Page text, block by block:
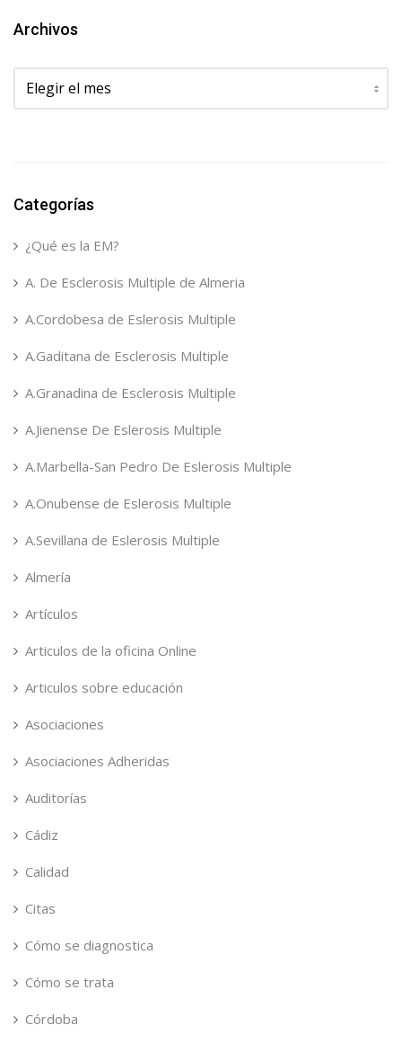
Archivos
Archivos
Categorías
¿Qué es la EM?
A. De Esclerosis Multiple de Almeria
A.Cordobesa de Eslerosis Multiple
A.Gaditana de Esclerosis Multiple
A.Granadina de Esclerosis Multiple
A.Jienense De Eslerosis Multiple
A.Marbella-San Pedro De Eslerosis Multiple
A.Onubense de Eslerosis Multiple
A.Sevillana de Eslerosis Multiple
Almería
Artículos
Articulos de la oficina Online
Articulos sobre educación
Asociaciones
Asociaciones Adheridas
Auditorías
Cádiz
Calidad
Citas
Cómo se diagnostica
Cómo se trata
Córdoba